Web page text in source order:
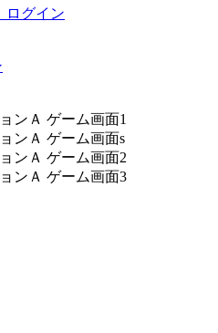
ログイン